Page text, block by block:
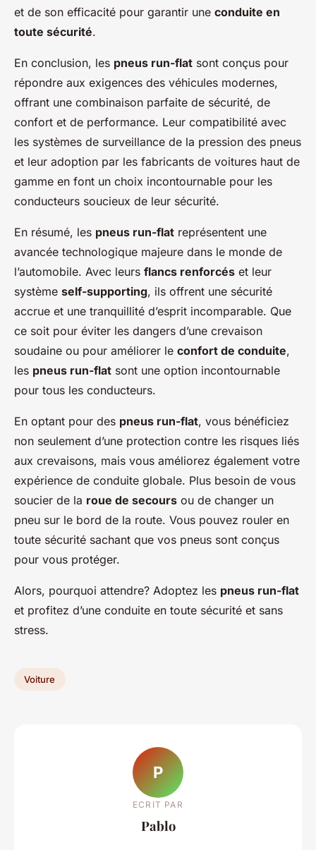
et de son efficacité pour garantir une conduite en
toute sécurité.
En conclusion, les pneus run-flat sont conçus pour
répondre aux exigences des véhicules modernes,
offrant une combinaison parfaite de sécurité, de
confort et de performance. Leur compatibilité avec
les systèmes de surveillance de la pression des pneus
et leur adoption par les fabricants de voitures haut de
gamme en font un choix incontournable pour les
conducteurs soucieux de leur sécurité.
En résumé, les pneus run-flat représentent une
avancée technologique majeure dans le monde de
l’automobile. Avec leurs flancs renforcés et leur
système self-supporting, ils offrent une sécurité
accrue et une tranquillité d’esprit incomparable. Que
ce soit pour éviter les dangers d’une crevaison
soudaine ou pour améliorer le confort de conduite,
les pneus run-flat sont une option incontournable
pour tous les conducteurs.
En optant pour des pneus run-flat, vous bénéficiez
non seulement d’une protection contre les risques liés
aux crevaisons, mais vous améliorez également votre
expérience de conduite globale. Plus besoin de vous
soucier de la roue de secours ou de changer un
pneu sur le bord de la route. Vous pouvez rouler en
toute sécurité sachant que vos pneus sont conçus
pour vous protéger.
Alors, pourquoi attendre? Adoptez les pneus run-flat
et profitez d’une conduite en toute sécurité et sans
stress.
Voiture
P
ECRIT PAR
Pablo